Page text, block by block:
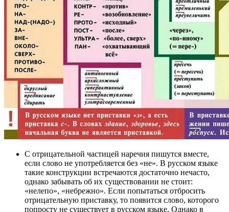
С отрицательной частицей наречия пишутся вместе,
если слово не употребляется без «не». В русском языке
такие конструкции встречаются достаточно нечасто,
однако забывать об их существовании не стоит:
«нелепо», «небрежно». Если попытаться отбросить
отрицательную приставку, то появится слово, которого
попросту не существует в русском языке. Однако в